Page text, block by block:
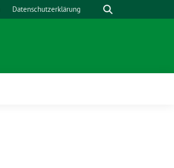
Datenschutzerklärung Suche